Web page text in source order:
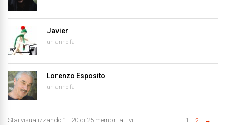
Javier
un anno fa
Lorenzo Esposito
un anno fa
Stai visualizzando 1 - 20 di 25 membri attivi 1 2 →